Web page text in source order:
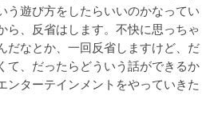
う遊び方をしたらいいのかなってい
ら、反省はします。不快に思っちゃ
だなとか、一回反省しますけど、だ
て、だったらどういう話ができるか
ンターテインメントをやっていきた